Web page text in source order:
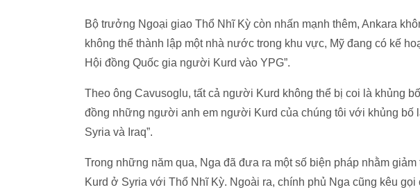
Bộ trưởng Ngoại giao Thổ Nhĩ Kỳ còn nhấn mạnh thêm, Ankara
không thể thành lập một nhà nước trong khu vực, Mỹ đang có kế
Hội đồng Quốc gia người Kurd vào YPG”.
Theo ông Cavusoglu, tất cả người Kurd không thể bị coi là khủng
đồng những người anh em người Kurd của chúng tôi với khủng bố
Syria và Iraq”.
Trong những năm qua, Nga đã đưa ra một số biện pháp nhằm
Kurd ở Syria với Thổ Nhĩ Kỳ. Ngoài ra, chính phủ Nga cũng kêu